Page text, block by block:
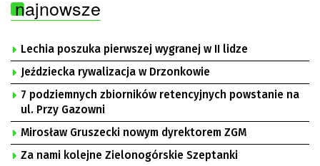
najnowsze
Lechia poszuka pierwszej wygranej w II lidze
Jeździecka rywalizacja w Drzonkowie
7 podziemnych zbiorników retencyjnych powstanie na
ul. Przy Gazowni
Mirosław Gruszecki nowym dyrektorem ZGM
Za nami kolejne Zielonogórskie Szeptanki